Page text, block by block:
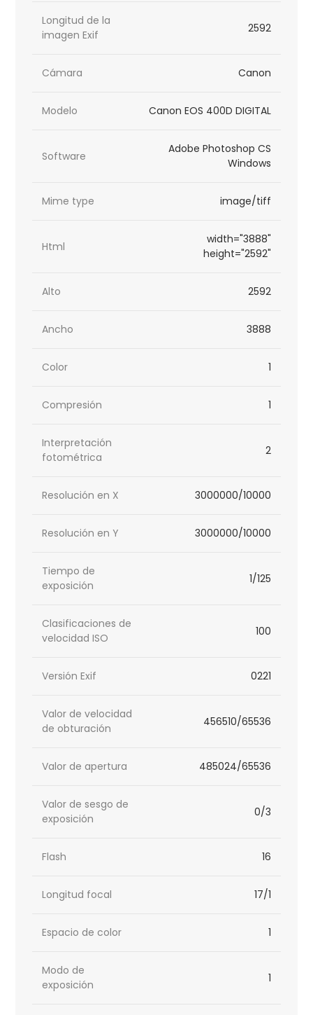
Longitud de la
imagen Exif
2592
Cámara Canon
Modelo Canon EOS 400D DIGITAL
Software
Adobe Photoshop CS
Windows
Mime type image/tiff
Html
width="3888"
height="2592"
Alto 2592
Ancho 3888
Color 1
Compresión 1
Interpretación
fotométrica
2
Resolución en X 3000000/10000
Resolución en Y 3000000/10000
Tiempo de
exposición
1/125
Clasificaciones de
velocidad ISO
100
Versión Exif 0221
Valor de velocidad
de obturación
456510/65536
Valor de apertura 485024/65536
Valor de sesgo de
exposición
0/3
Flash 16
Longitud focal 17/1
Espacio de color 1
Modo de
exposición
1